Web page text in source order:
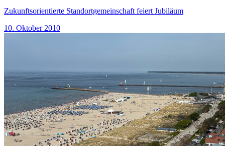
Zukunftsorientierte Standortgemeinschaft feiert Jubiläum
10. Oktober 2010